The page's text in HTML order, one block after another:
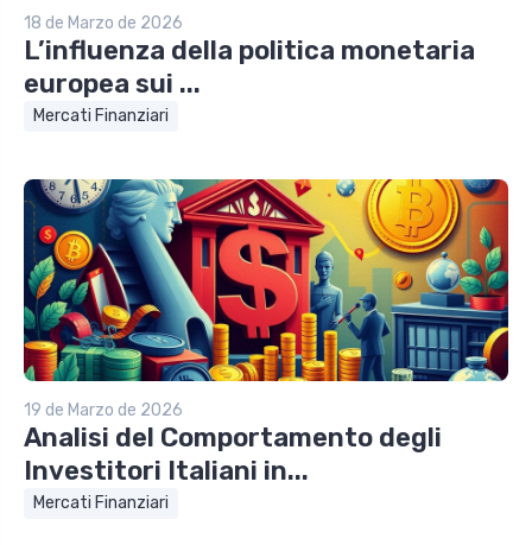
18 de Marzo de 2026
L’influenza della politica monetaria
europea sui ...
Mercati Finanziari
19 de Marzo de 2026
Analisi del Comportamento degli
Investitori Italiani in...
Mercati Finanziari